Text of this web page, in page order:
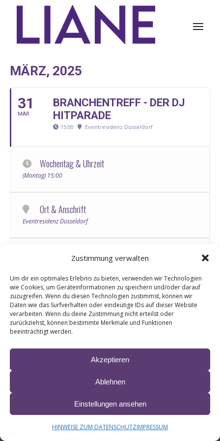
Zustimmung verwalten
Um dir ein optimales Erlebnis zu bieten, verwenden wir Technologien
wie Cookies, um Geräteinformationen zu speichern und/oder darauf
zuzugreifen. Wenn du diesen Technologien zustimmst, können wir
Daten wie das Surfverhalten oder eindeutige IDs auf dieser Website
verarbeiten. Wenn du deine Zustimmung nicht erteilst oder
zurückziehst, können bestimmte Merkmale und Funktionen
beeinträchtigt werden.
Akzeptieren
Ablehnen
Einstellungen ansehen
HINWEISE ZUM DATENSCHUTZIMPRESSUM
MÄRZ, 2025
31
MÄR
BRANCHENTREFF - DER DJ
HITPARADE
15:00 Eventresidenz Düsseldorf
Wochentag & Uhrzeit
(Montag) 15:00
Ort & Anschrift
Eventresidenz Düsseldorf
Informationen & Ticketlinks
Nur für geladene Gäste aus der Branche
DATENSCHUTZ